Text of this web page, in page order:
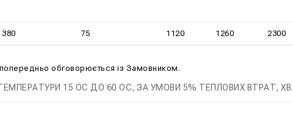
380 75 1120 1260 2300
попередньо обговорюється із Замовником.
15 ОС ДО 60 ОС, ЗА УМОВИ 5% ТЕПЛОВИХ ВТРАТ, ХВ.